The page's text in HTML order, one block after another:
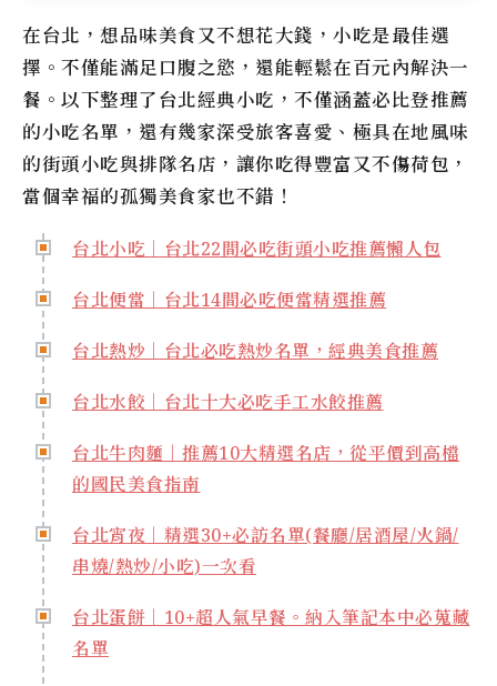
在台北，想品味美食又不想花大錢，小吃是最佳選
擇。不僅能滿足口腹之慾，還能輕鬆在百元內解決一
餐。以下整理了台北經典小吃，不僅涵蓋必比登推薦
的小吃名單，還有幾家深受旅客喜愛、極具在地風味
的街頭小吃與排隊名店，讓你吃得豐富又不傷荷包，
當個幸福的孤獨美食家也不錯！
台北小吃｜台北22間必吃街頭小吃推薦懶人包
台北便當｜台北14間必吃便當精選推薦
台北熱炒｜台北必吃熱炒名單，經典美食推薦
台北水餃｜台北十大必吃手工水餃推薦
台北牛肉麵｜推薦10大精選名店，從平價到高檔
的國民美食指南
台北宵夜｜精選30+必訪名單(餐廳/居酒屋/火鍋/
串燒/熱炒/小吃)一次看
台北蛋餅｜10+超人氣早餐。納入筆記本中必蒐藏
名單